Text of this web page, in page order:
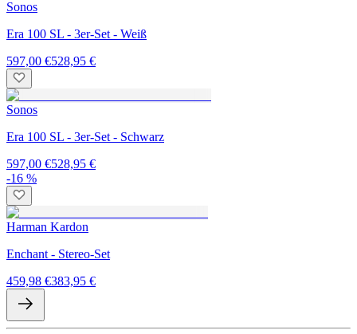
Sonos
Era 100 SL - 3er-Set - Weiß
597,00 €528,95 €
Sonos
Era 100 SL - 3er-Set - Schwarz
597,00 €528,95 €
-16 %
Harman Kardon
Enchant - Stereo-Set
459,98 €383,95 €